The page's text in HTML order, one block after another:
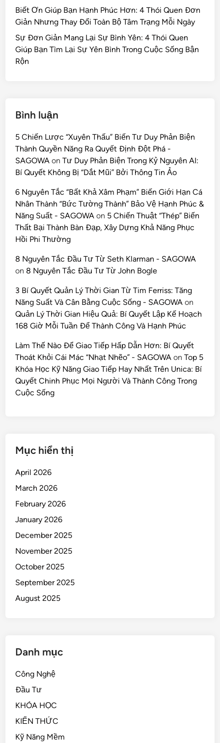
Biết Ơn Giúp Bạn Hạnh Phúc Hơn: 4 Thói Quen Đơn
Giản Nhưng Thay Đổi Toàn Bộ Tâm Trạng Mỗi Ngày
Sự Đơn Giản Mang Lại Sự Bình Yên: 4 Thói Quen
Giúp Bạn Tìm Lại Sự Yên Bình Trong Cuộc Sống Bận
Rộn
Bình luận
5 Chiến Lược “Xuyên Thấu” Biến Tư Duy Phản Biện
Thành Quyền Năng Ra Quyết Định Đột Phá -
SAGOWA onTư Duy Phản Biện Trong Kỷ Nguyên AI:
Bí Quyết Không Bị “Dắt Mũi” Bởi Thông Tin Ảo
6 Nguyên Tắc “Bất Khả Xâm Phạm” Biến Giới Hạn Cá
Nhân Thành “Bức Tường Thành” Bảo Vệ Hạnh Phúc &
Năng Suất - SAGOWA on 5 Chiến Thuật “Thép” Biến
Thất Bại Thành Bàn Đạp, Xây Dựng Khả Năng Phục
Hồi Phi Thường
8 Nguyên Tắc Đầu Tư Từ Seth Klarman - SAGOWA
on 8 Nguyên Tắc Đầu Tư Từ John Bogle
3 Bí Quyết Quản Lý Thời Gian Từ Tim Ferriss: Tăng
Năng Suất Và Cân Bằng Cuộc Sống - SAGOWA on
Quản Lý Thời Gian Hiệu Quả: Bí Quyết Lập Kế Hoạch
168 Giờ Mỗi Tuần Để Thành Công Và Hạnh Phúc
Làm Thế Nào Để Giao Tiếp Hấp Dẫn Hơn: Bí Quyết
Thoát Khỏi Cái Mác “Nhạt Nhẽo” - SAGOWA onTop 5
Khóa Học Kỹ Năng Giao Tiếp Hay Nhất Trên Unica: Bí
Quyết Chinh Phục Mọi Người Và Thành Công Trong
Cuộc Sống
Mục hiển thị
April 2026
March 2026
February 2026
January 2026
December 2025
November 2025
October 2025
September 2025
August 2025
Danh mục
Công Nghệ
Đầu Tư
KHÓA HỌC
KIẾN THỨC
Kỹ Năng Mềm